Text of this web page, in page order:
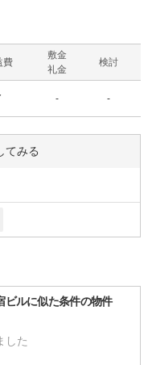
費
敷金
礼金
検討
- -
てみる
ビルに似た条件の物件
した